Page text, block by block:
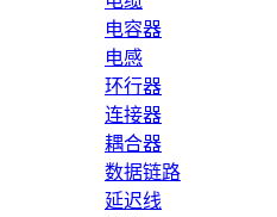
电容器
电感
环行器
连接器
耦合器
数据链路
延迟线